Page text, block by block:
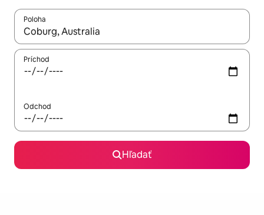
Poloha
Keď budú výsledky k dispozícii, môžete si ich prechádzať
Príchod
Odchod
Hľadať